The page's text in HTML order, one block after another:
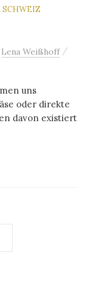
SCHWEIZ
Lena Weißhoff /
uns
oder direkte
davon existiert